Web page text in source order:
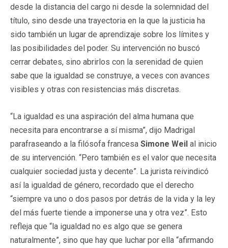
desde la distancia del cargo ni desde la solemnidad del
título, sino desde una trayectoria en la que la justicia ha
sido también un lugar de aprendizaje sobre los límites y
las posibilidades del poder. Su intervención no buscó
cerrar debates, sino abrirlos con la serenidad de quien
sabe que la igualdad se construye, a veces con avances
visibles y otras con resistencias más discretas.
“La igualdad es una aspiración del alma humana que
necesita para encontrarse a sí misma”, dijo Madrigal
parafraseando a la filósofa francesa Simone Weil al inicio
de su intervención. “Pero también es el valor que necesita
cualquier sociedad justa y decente”. La jurista reivindicó
así la igualdad de género, recordado que el derecho
“siempre va uno o dos pasos por detrás de la vida y la ley
del más fuerte tiende a imponerse una y otra vez”. Esto
refleja que “la igualdad no es algo que se genera
naturalmente”, sino que hay que luchar por ella “afirmando